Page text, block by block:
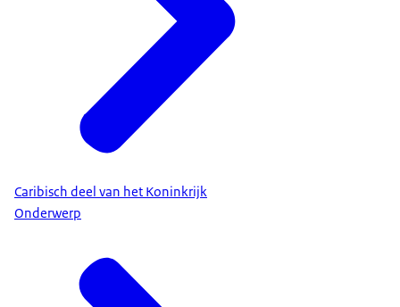
Caribisch deel van het Koninkrijk
Onderwerp